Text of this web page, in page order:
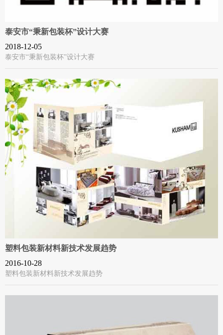
泰安市“秉新包装杯”设计大赛
2018-12-05
泰安市“秉新包装杯”设计大赛
塑料包装新材料新技术发展趋势
2016-10-28
塑料包装新材料新技术发展趋势